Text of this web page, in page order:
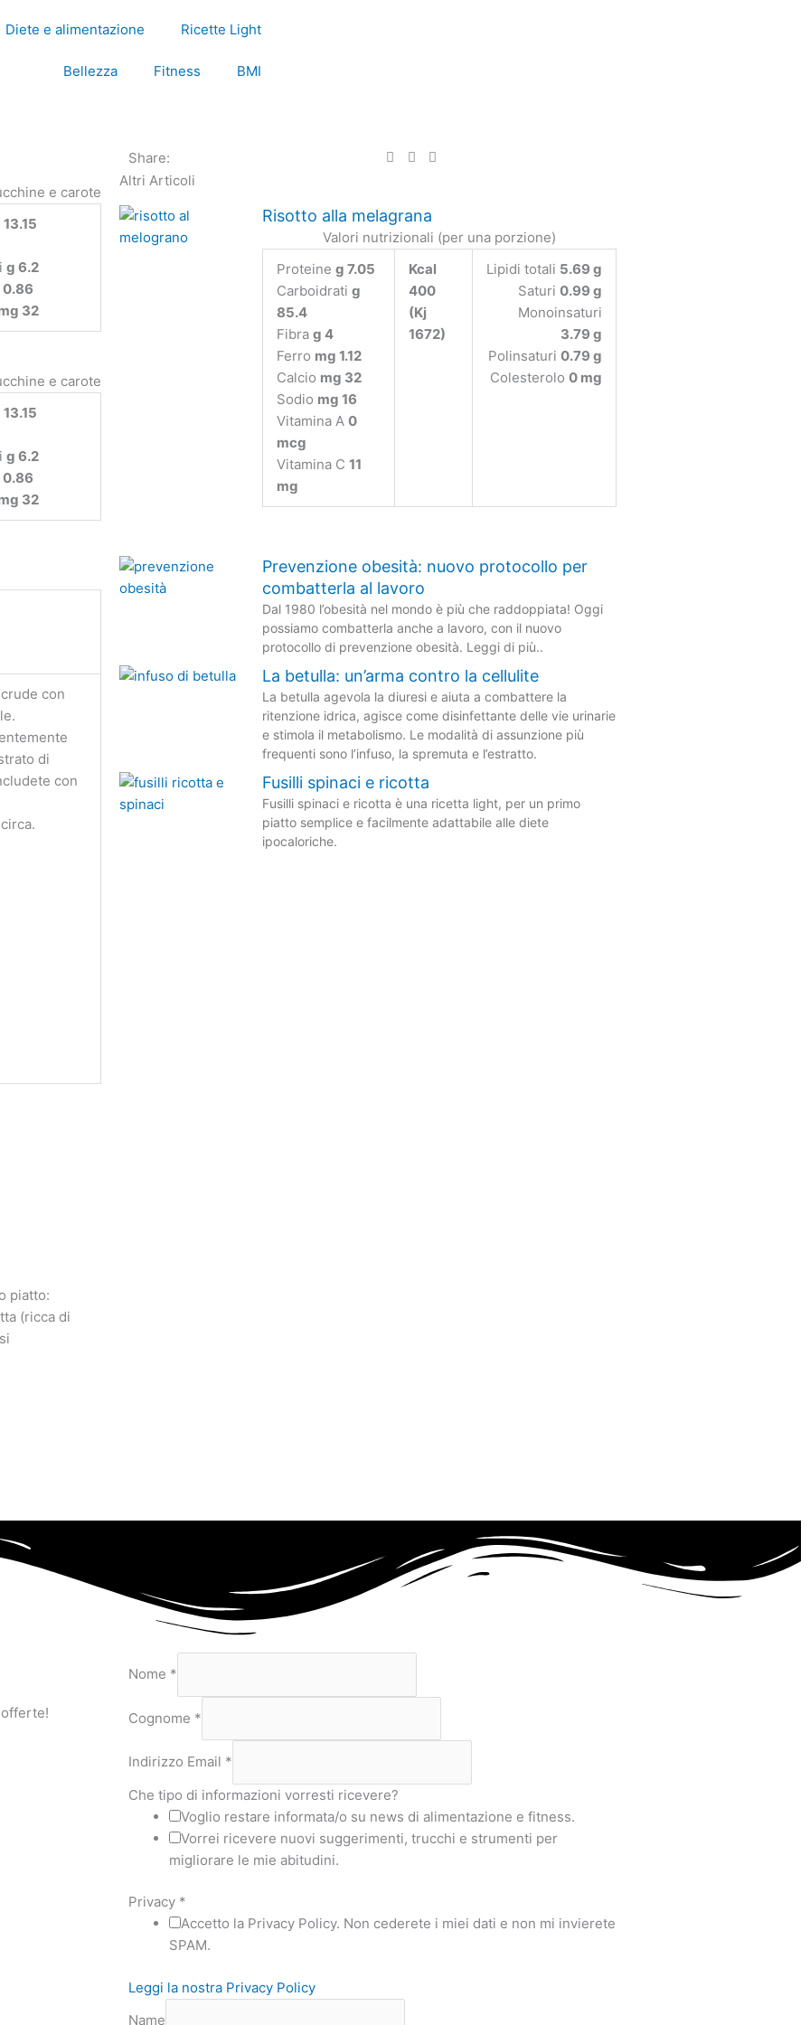
Diete e alimentazione Ricette Light
Bellezza Fitness BMI
13.15
g 6.2
0.86
32
13.15
g 6.2
0.86
32
con
di
con
piatto:
(ricca di
Share:
Altri Articoli
Risotto alla melagrana
Valori nutrizionali (per una porzione)
Proteine g 7.05
Carboidrati g
85.4
Fibra g 4
Ferro mg 1.12
Calcio mg 32
Sodio mg 16
Vitamina A 0
mcg
Vitamina C 11
mg
Kcal
400
(Kj
1672)
Lipidi totali 5.69 g
Saturi 0.99 g
Monoinsaturi
3.79 g
Polinsaturi 0.79 g
Colesterolo 0 mg
Prevenzione obesità: nuovo protocollo per
combatterla al lavoro
Dal 1980 l’obesità nel mondo è più che raddoppiata! Oggi
possiamo combatterla anche a lavoro, con il nuovo
protocollo di prevenzione obesità. Leggi di più..
La betulla: un’arma contro la cellulite
La betulla agevola la diuresi e aiuta a combattere la
ritenzione idrica, agisce come disinfettante delle vie urinarie
e stimola il metabolismo. Le modalità di assunzione più
frequenti sono l’infuso, la spremuta e l’estratto.
Fusilli spinaci e ricotta
Fusilli spinaci e ricotta è una ricetta light, per un primo
piatto semplice e facilmente adattabile alle diete
ipocaloriche.
Nome *
Cognome *
Indirizzo Email *
Che tipo di informazioni vorresti ricevere?
Voglio restare informata/o su news di alimentazione e fitness.
Vorrei ricevere nuovi suggerimenti, trucchi e strumenti per
migliorare le mie abitudini.
Privacy *
Accetto la Privacy Policy. Non cederete i miei dati e non mi invierete
SPAM.
Leggi la nostra Privacy Policy
Name